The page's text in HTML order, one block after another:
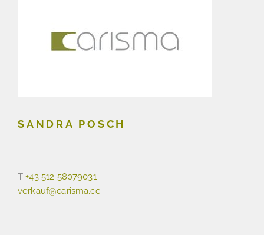
SANDRA POSCH
T+43 512 58079031
verkauf@carisma.cc